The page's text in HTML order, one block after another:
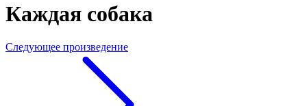
Каждая собака
Следующее произведение